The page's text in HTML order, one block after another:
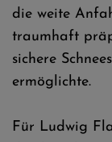
die weite
traumhaft
sichere
ermöglichte.
Für Ludwig